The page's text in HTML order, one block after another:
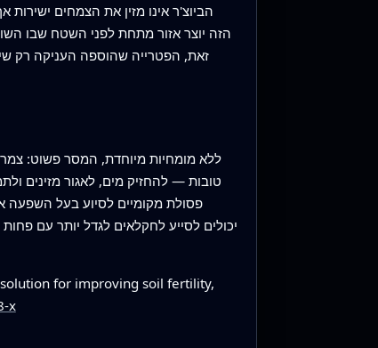
הביוצ'ר אינו מזין את הצמחים
הזה יוצר אזור מתחת לפני השטח שבו
זאת, הפטרייה שהוספה העניקה רק
ללא מומחיות מיוחדת, המסר פשוט: צמר
טובות — להחזיק מים, לאגור מזינים
פסולת מקומיים לסיוע בעל השפעה
יכולים לסייע לחקלאים לגדל יותר עם
for improving soil fertility,
x